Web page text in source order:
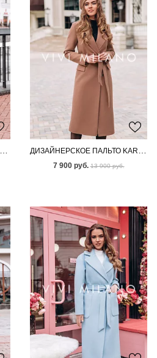
ДИЗАЙНЕРСКОЕ ПАЛЬТО LALA SAND ДИЗАЙНЕРСКОЕ ПАЛЬТО KARI BROWN
7 900 руб. 13 900 руб.